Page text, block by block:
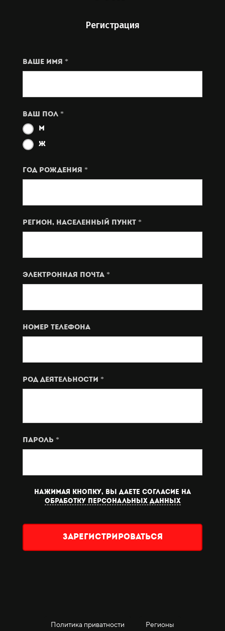
Регистрация
Ваше имя *
Ваш пол *
М
Ж
год рождения *
Регион, населенный пункт *
Электронная почта *
Номер телефона
род деятельности *
Пароль *
Нажимая кнопку, вы даете согласие на
обработку персональных данных
Зарегистрироваться
Политика приватности Регионы